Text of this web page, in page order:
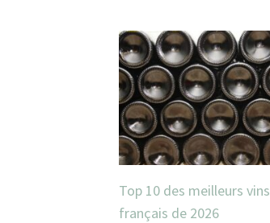
Top 10 des meilleurs vins
français de 2026